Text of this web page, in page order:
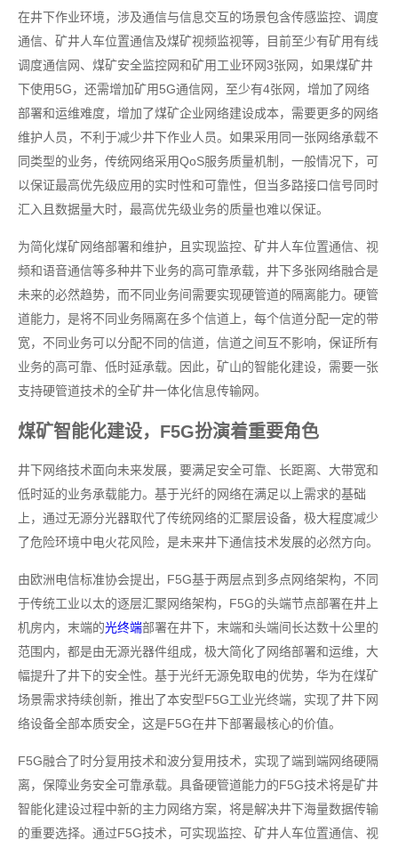
在井下作业环境，涉及通信与信息交互的场景包含传感监控、调度
通信、矿井人车位置通信及煤矿视频监视等，目前至少有矿用有线
调度通信网、煤矿安全监控网和矿用工业环网3张网，如果煤矿井
下使用5G，还需增加矿用5G通信网，至少有4张网，增加了网络
部署和运维难度，增加了煤矿企业网络建设成本，需要更多的网络
维护人员，不利于减少井下作业人员。如果采用同一张网络承载不
同类型的业务，传统网络采用QoS服务质量机制，一般情况下，可
以保证最高优先级应用的实时性和可靠性，但当多路接口信号同时
汇入且数据量大时，最高优先级业务的质量也难以保证。
为简化煤矿网络部署和维护，且实现监控、矿井人车位置通信、视
频和语音通信等多种井下业务的高可靠承载，井下多张网络融合是
未来的必然趋势，而不同业务间需要实现硬管道的隔离能力。硬管
道能力，是将不同业务隔离在多个信道上，每个信道分配一定的带
宽，不同业务可以分配不同的信道，信道之间互不影响，保证所有
业务的高可靠、低时延承载。因此，矿山的智能化建设，需要一张
支持硬管道技术的全矿井一体化信息传输网。
煤矿智能化建设，F5G扮演着重要角色
井下网络技术面向未来发展，要满足安全可靠、长距离、大带宽和
低时延的业务承载能力。基于光纤的网络在满足以上需求的基础
上，通过无源分光器取代了传统网络的汇聚层设备，极大程度减少
了危险环境中电火花风险，是未来井下通信技术发展的必然方向。
由欧洲电信标准协会提出，F5G基于两层点到多点网络架构，不同
于传统工业以太的逐层汇聚网络架构，F5G的头端节点部署在井上
机房内，末端的光终端部署在井下，末端和头端间长达数十公里的
范围内，都是由无源光器件组成，极大简化了网络部署和运维，大
幅提升了井下的安全性。基于光纤无源免取电的优势，华为在煤矿
场景需求持续创新，推出了本安型F5G工业光终端，实现了井下网
络设备全部本质安全，这是F5G在井下部署最核心的价值。
F5G融合了时分复用技术和波分复用技术，实现了端到端网络硬隔
离，保障业务安全可靠承载。具备硬管道能力的F5G技术将是矿井
智能化建设过程中新的主力网络方案，将是解决井下海量数据传输
的重要选择。通过F5G技术，可实现监控、矿井人车位置通信、视